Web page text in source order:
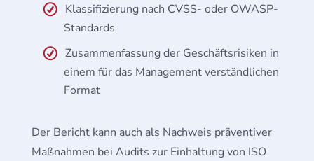
Klassifizierung nach CVSS- oder OWASP-
Standards
Zusammenfassung der Geschäftsrisiken in
einem für das Management verständlichen
Format
Der Bericht kann auch als Nachweis präventiver
Maßnahmen bei Audits zur Einhaltung von ISO